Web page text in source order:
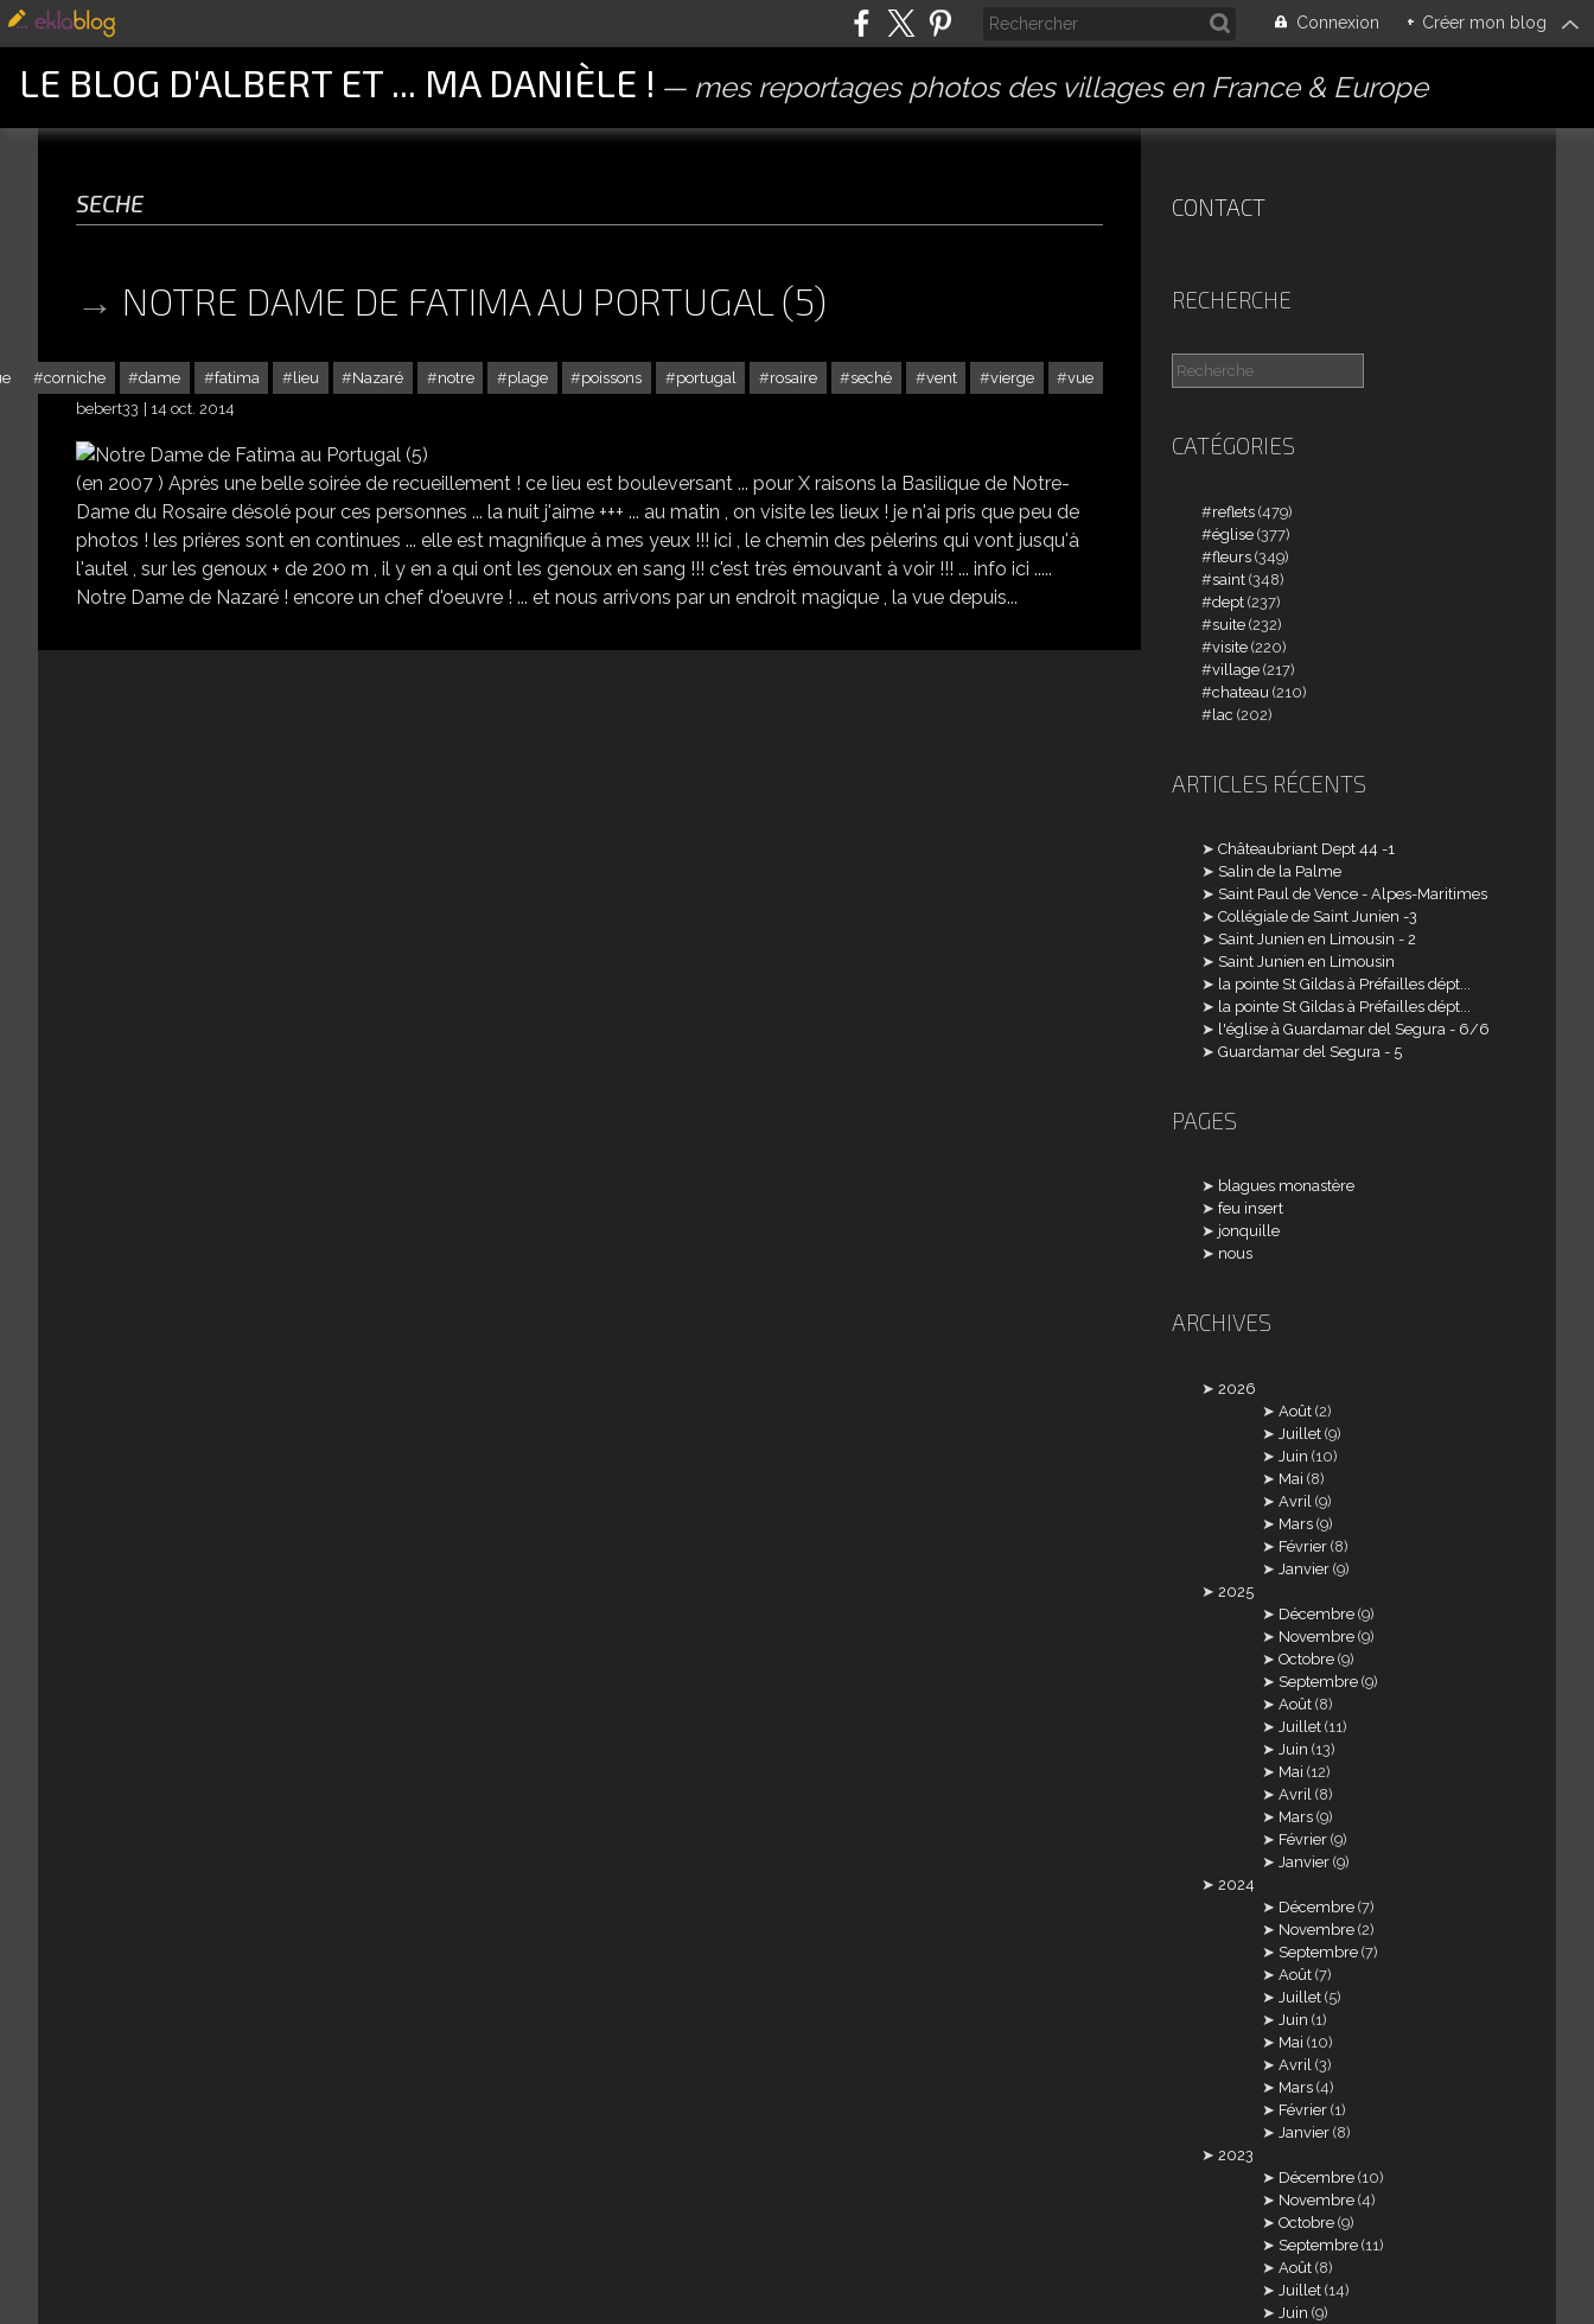
Connexion + Créer mon blog
LE BLOG D'ALBERT ET ... MA DANIÈLE ! mes reportages photos des villages en France & Europe
seche
NOTRE DAME DE FATIMA AU PORTUGAL (5)
corniche dame fatima lieu Nazaré notre plage poissons portugal rosaire seché vent vierge
vue
bebert33
14 oct. 2014
(en 2007 ) Après une belle soirée de recueillement ! ce lieu est bouleversant ... pour X raisons la Basilique de Notre-
Dame du Rosaire désolé pour ces personnes ... la nuit j'aime +++ ... au matin , on visite les lieux ! je n'ai pris que peu de
photos ! les prières sont en continues ... elle est magnifique à mes yeux !!! ici , le chemin des pèlerins qui vont jusqu'à
l'autel , sur les genoux + de 200 m , il y en a qui ont les genoux en sang !!! c'est très émouvant à voir !!! ... info ici .....
Notre Dame de Nazaré ! encore un chef d'oeuvre ! ... et nous arrivons par un endroit magique , la vue depuis...
CONTACT
RECHERCHE
CATÉGORIES
reflets (479)
église (377)
fleurs (349)
saint (348)
dept (237)
suite (232)
visite (220)
village (217)
chateau (210)
lac (202)
ARTICLES RÉCENTS
Châteaubriant Dept 44 -1
Salin de la Palme
Saint Paul de Vence - Alpes-Maritimes
Collégiale de Saint Junien -3
Saint Junien en Limousin - 2
Saint Junien en Limousin
la pointe St Gildas à Préfailles dépt...
la pointe St Gildas à Préfailles dépt...
l'église à Guardamar del Segura - 6/6
Guardamar del Segura - 5
PAGES
blagues monastère
feu insert
jonquille
nous
ARCHIVES
2026
Août (2)
Juillet (9)
Juin (10)
Mai (8)
Avril (9)
Mars (9)
Février (8)
Janvier (9)
2025
Décembre (9)
Novembre (9)
Octobre (9)
Septembre (9)
Août (8)
Juillet (11)
Juin (13)
Mai (12)
Avril (8)
Mars (9)
Février (9)
Janvier (9)
2024
Décembre (7)
Novembre (2)
Septembre (7)
Août (7)
Juillet (5)
Juin (1)
Mai (10)
Avril (3)
Mars (4)
Février (1)
Janvier (8)
2023
Décembre (10)
Novembre (4)
Octobre (9)
Septembre (11)
Août (8)
Juillet (14)
Juin (9)